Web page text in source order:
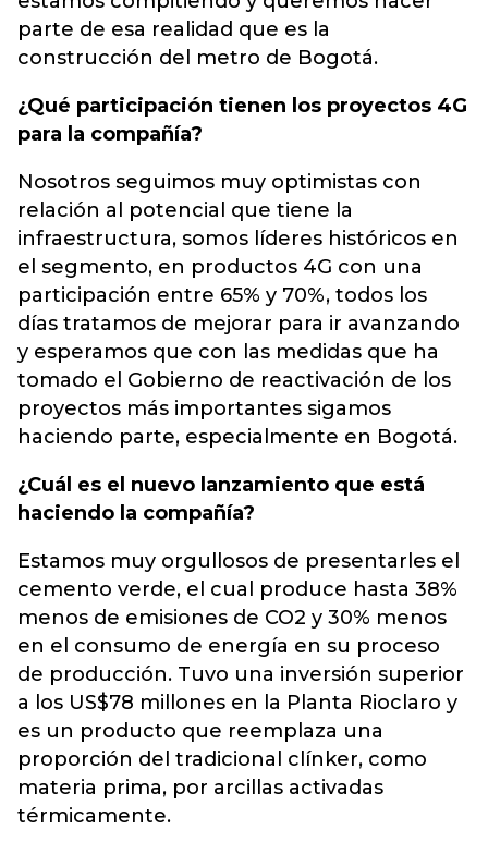
parte de esa realidad que es la
construcción del metro de Bogotá.
¿Qué participación tienen los proyectos 4G
para la compañía?
Nosotros seguimos muy optimistas con
relación al potencial que tiene la
infraestructura, somos líderes históricos en
el segmento, en productos 4G con una
participación entre 65% y 70%, todos los
días tratamos de mejorar para ir avanzando
y esperamos que con las medidas que ha
tomado el Gobierno de reactivación de los
proyectos más importantes sigamos
haciendo parte, especialmente en Bogotá.
¿Cuál es el nuevo lanzamiento que está
haciendo la compañía?
Estamos muy orgullosos de presentarles el
cemento verde, el cual produce hasta 38%
menos de emisiones de CO2 y 30% menos
en el consumo de energía en su proceso
de producción. Tuvo una inversión superior
a los US$78 millones en la Planta Rioclaro y
es un producto que reemplaza una
proporción del tradicional clínker, como
materia prima, por arcillas activadas
térmicamente.